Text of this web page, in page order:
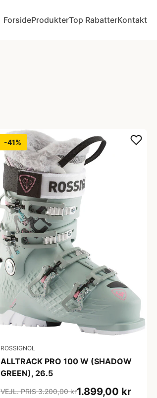
ForsideProdukterTop RabatterKontakt
-41%
ROSSIGNOL
ALLTRACK PRO 100 W (SHADOW
GREEN), 26.5
VEJL. PRIS 3.200,00 kr1.899,00 kr